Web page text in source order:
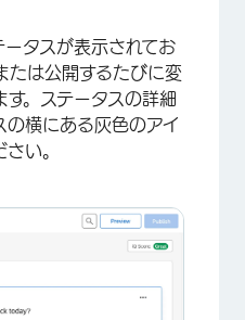
ータスが表示されてお
たは公開するたびに変
。ステータスの詳細
の横にある灰色のアイ
い。